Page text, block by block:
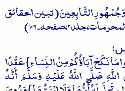
التَّابِعِينَ (تبين الحقائق
نَكَحَ آبَاؤُكُمْ مِنْ النِّسَاءِ } عَقْدًا
صَلَّى اللَّهُ عَلَيْهِ وَسَلَّمَ أَنَّهُ